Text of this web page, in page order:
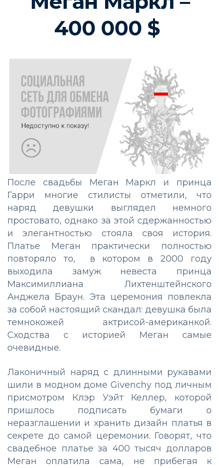
400 000 $
После свадьбы Меган Маркл и принца
Гарри многие стилисты отметили, что
наряд девушки выглядел немного
простовато, однако за этой сдержанностью
и элегантностью стояла своя история.
Платье Меган практически полностью
повторяло то, в котором в 2000 году
выходила замуж невеста принца
Максимиллиана Лихтенштейнского
Анджела Браун. Эта церемония повлекла
за собой настоящий скандал: девушка была
темнокожей актрисой-американкой.
Сходства с историей Меган самые
очевидные.
Лаконичный наряд с длинными рукавами
шили в модном доме Givenchy под личным
присмотром Клэр Уэйт Келлер, которой
пришлось подписать бумаги о
неразглашении и хранить дизайн платья в
секрете до самой церемонии. Говорят, что
свадебное платье за 400 тысяч долларов
Меган оплатила сама, не прибегая к